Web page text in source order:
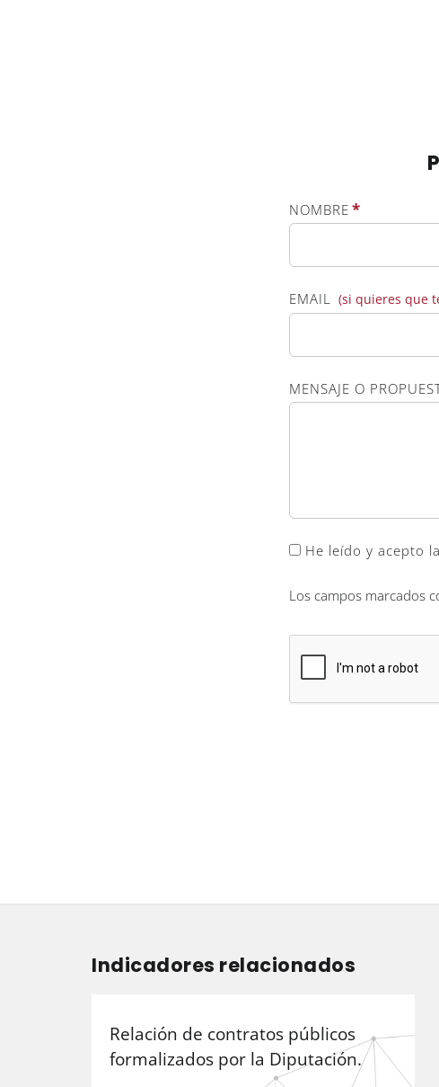
NOMBRE *
EMAIL (si quieres que
MENSAJE O
He leído y acepto la
Los campos marcados
Indicadores relacionados
Relación de contratos públicos
formalizados por la Diputación.